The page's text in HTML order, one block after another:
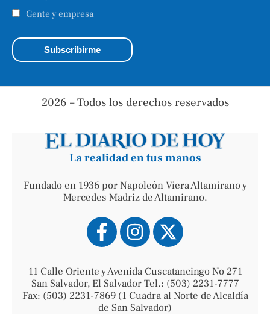
Gente y empresa
2026 – Todos los derechos reservados
La realidad en tus manos
Fundado en 1936 por Napoleón Viera Altamirano y
Mercedes Madriz de Altamirano.
11 Calle Oriente y Avenida Cuscatancingo No 271
San Salvador, El Salvador Tel.: (503) 2231-7777
Fax: (503) 2231-7869 (1 Cuadra al Norte de Alcaldía
de San Salvador)